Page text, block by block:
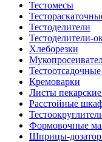
Тестомесы
Тестоделители
Тестоделители-
Хлеборезки
Кремоварки
Листы
Расстойные
Формовочные
Шприцы-